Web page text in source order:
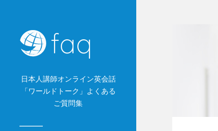
faq
日本人講師オンライン英会話
「ワールドトーク」よくある
ご質問集